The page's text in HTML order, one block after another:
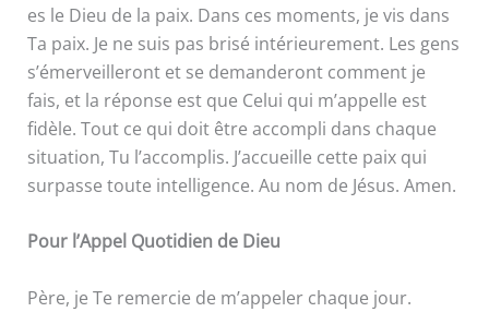
es le Dieu de la paix. Dans ces moments, je vis dans
Ta paix. Je ne suis pas brisé intérieurement. Les gens
s’émerveilleront et se demanderont comment je
fais, et la réponse est que Celui qui m’appelle est
fidèle. Tout ce qui doit être accompli dans chaque
situation, Tu l’accomplis. J’accueille cette paix qui
surpasse toute intelligence. Au nom de Jésus. Amen.
Pour l’Appel Quotidien de Dieu
Père, je Te remercie de m’appeler chaque jour.